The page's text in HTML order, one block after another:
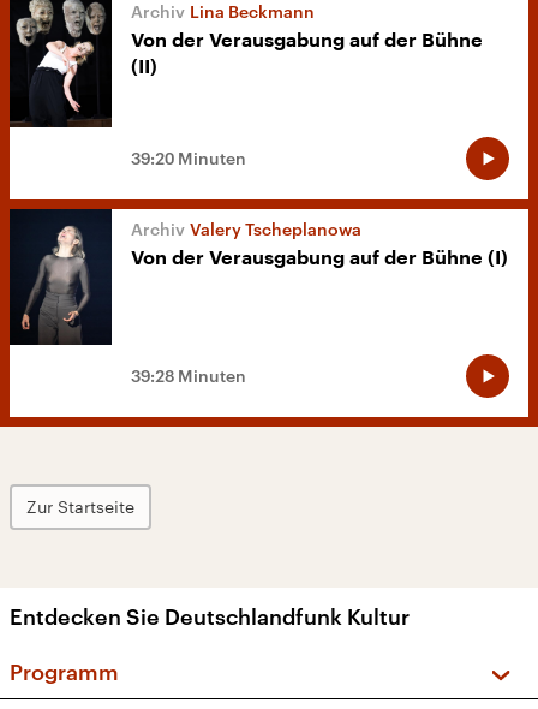
Lina Beckmann
Von der Verausgabung auf der Bühne
(II)
39:20 Minuten
Valery Tscheplanowa
Von der Verausgabung auf der Bühne (I)
39:28 Minuten
Zur Startseite
Entdecken Sie Deutschlandfunk Kultur
Programm